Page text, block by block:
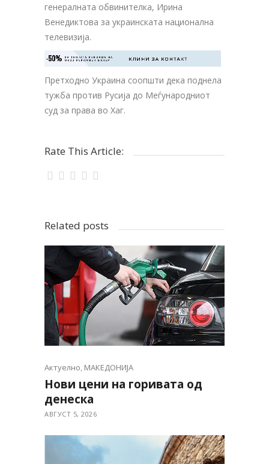
генералната обвинителка, Ирина
Венедиктова за украинската национална
телевизија.
-50% ЗА ТВОЈАТА РЕКЛАМА НА
ОВОЈ РЕКЛАМЕН БАНЕР КЛИНИ ЗА КОНТАКТ
Претходно Украина соопшти дека поднела
тужба против Русија до Меѓународниот
суд за права во Хаг.
Rate This Article:
Related posts
Актуелно, МАКЕДОНИЈА
Нови цени на горивата од
денеска
АВГУСТ 5, 2026